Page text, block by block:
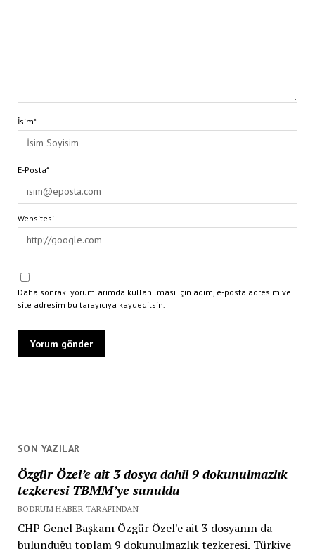
SON YAZILAR
Özgür Özel’e ait 3 dosya dahil 9 dokunulmazlık
tezkeresi TBMM’ye sunuldu
BODRUM HABER TARAFINDAN
CHP Genel Başkanı Özgür Özel'e ait 3 dosyanın da
bulunduğu toplam 9 dokunulmazlık tezkeresi, Türkiye
İsim*
E-Posta*
Websitesi
Daha sonraki yorumlarımda kullanılması için adım, e-posta adresim ve
site adresim bu tarayıcıya kaydedilsin.